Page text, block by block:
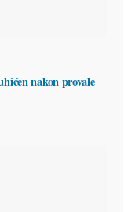
nakon provale